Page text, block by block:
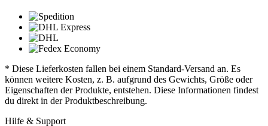
* Diese Lieferkosten fallen bei einem Standard-Versand an. Es
können weitere Kosten, z. B. aufgrund des Gewichts, Größe oder
Eigenschaften der Produkte, entstehen. Diese Informationen findest
du direkt in der Produktbeschreibung.
Hilfe & Support